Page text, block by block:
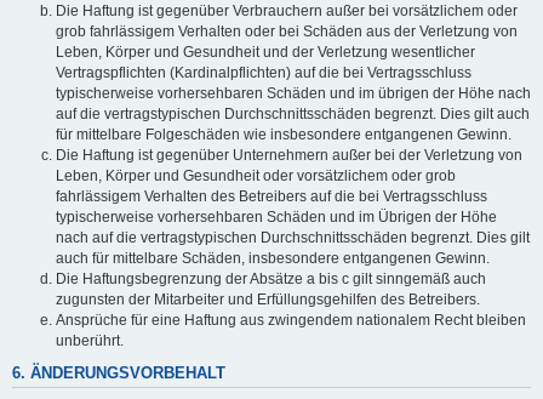
Die Haftung ist gegenüber Verbrauchern außer bei vorsätzlichem oder
grob fahrlässigem Verhalten oder bei Schäden aus der Verletzung von
Leben, Körper und Gesundheit und der Verletzung wesentlicher
Vertragspflichten (Kardinalpflichten) auf die bei Vertragsschluss
typischerweise vorhersehbaren Schäden und im übrigen der Höhe nach
auf die vertragstypischen Durchschnittsschäden begrenzt. Dies gilt auch
für mittelbare Folgeschäden wie insbesondere entgangenen Gewinn.
Die Haftung ist gegenüber Unternehmern außer bei der Verletzung von
Leben, Körper und Gesundheit oder vorsätzlichem oder grob
fahrlässigem Verhalten des Betreibers auf die bei Vertragsschluss
typischerweise vorhersehbaren Schäden und im Übrigen der Höhe
nach auf die vertragstypischen Durchschnittsschäden begrenzt. Dies gilt
auch für mittelbare Schäden, insbesondere entgangenen Gewinn.
Die Haftungsbegrenzung der Absätze a bis c gilt sinngemäß auch
zugunsten der Mitarbeiter und Erfüllungsgehilfen des Betreibers.
Ansprüche für eine Haftung aus zwingendem nationalem Recht bleiben
unberührt.
6. ÄNDERUNGSVORBEHALT